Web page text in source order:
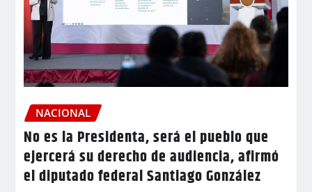
NACIONAL
No es la Presidenta, será el pueblo que
ejercerá su derecho de audiencia, afirmó
el diputado federal Santiago González